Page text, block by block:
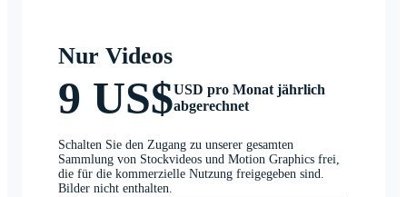
Nur Videos
9 US$USD pro Monat jährlich
abgerechnet
Schalten Sie den Zugang zu unserer gesamten
Sammlung von Stockvideos und Motion Graphics frei,
die für die kommerzielle Nutzung freigegeben sind.
Bilder nicht enthalten.